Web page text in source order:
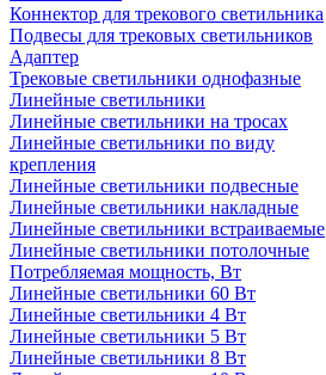
Коннектор для трекового светильника
Подвесы для трековых светильников
Адаптер
Трековые светильники однофазные
Линейные светильники
Линейные светильники на тросах
Линейные светильники по виду
крепления
Линейные светильники подвесные
Линейные светильники накладные
Линейные светильники встраиваемые
Линейные светильники потолочные
Потребляемая мощность, Вт
Линейные светильники 60 Вт
Линейные светильники 4 Вт
Линейные светильники 5 Вт
Линейные светильники 8 Вт